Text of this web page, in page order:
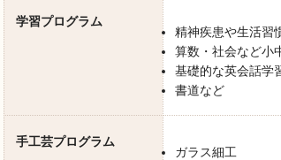
学習プログラム
精神疾患や生活習
算数・社会など小
基礎的な英会話学
書道など
手工芸プログラム
ガラス細工